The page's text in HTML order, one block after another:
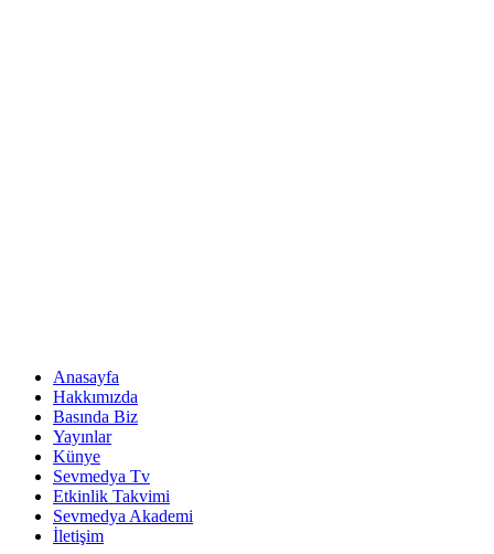
Anasayfa
Hakkımızda
Basında Biz
Yayınlar
Künye
Sevmedya Tv
Etkinlik Takvimi
Sevmedya Akademi
İletişim